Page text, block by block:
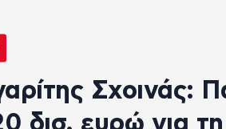
Σχοινάς:
δισ. ευρώ για τη